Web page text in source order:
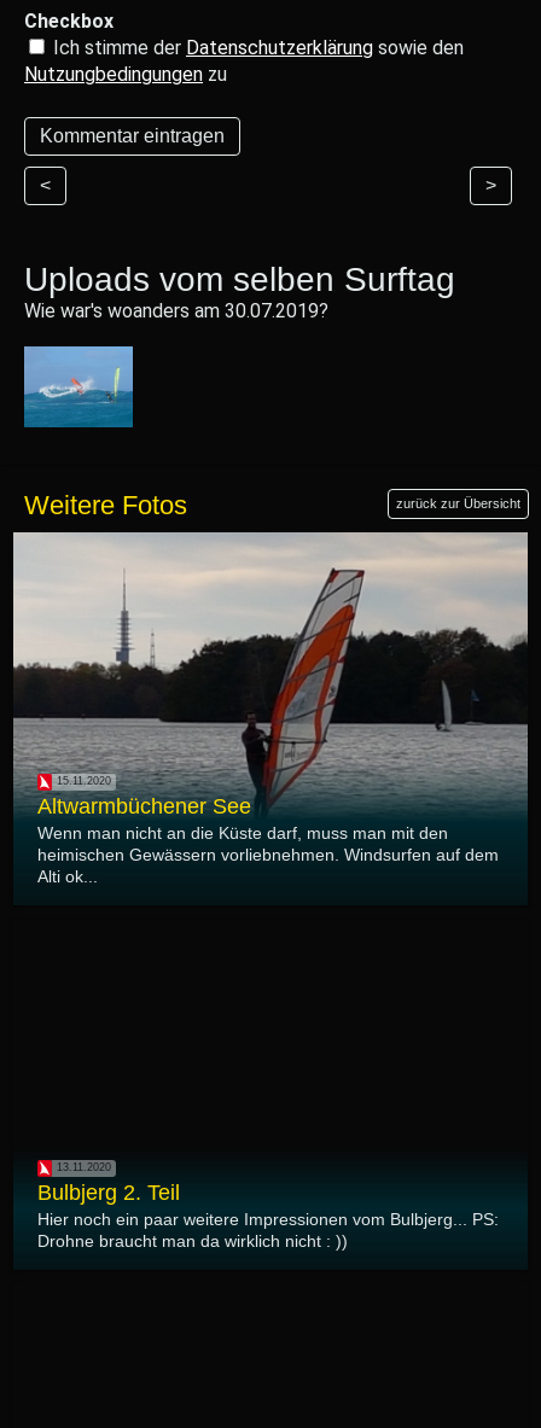
Checkbox
Ich stimme der Datenschutzerklärung sowie den
Nutzungbedingungen zu
< >
Uploads vom selben Surftag
Wie war's woanders am 30.07.2019?
Weitere Fotos zurück zur Übersicht
15.11.2020
Altwarmbüchener See
Wenn man nicht an die Küste darf, muss man mit den
heimischen Gewässern vorliebnehmen. Windsurfen auf dem
Alti ok...
13.11.2020
Bulbjerg 2. Teil
Hier noch ein paar weitere Impressionen vom Bulbjerg... PS:
Drohne braucht man da wirklich nicht : ))